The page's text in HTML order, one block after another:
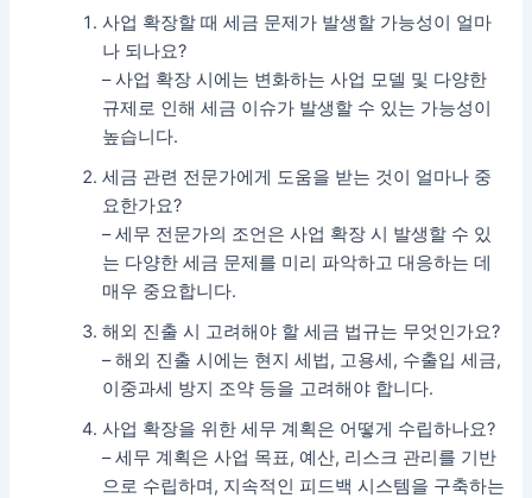
사업 확장할 때 세금 문제가 발생할 가능성이 얼마
나 되나요?
– 사업 확장 시에는 변화하는 사업 모델 및 다양한
규제로 인해 세금 이슈가 발생할 수 있는 가능성이
높습니다.
세금 관련 전문가에게 도움을 받는 것이 얼마나 중
요한가요?
– 세무 전문가의 조언은 사업 확장 시 발생할 수 있
는 다양한 세금 문제를 미리 파악하고 대응하는 데
매우 중요합니다.
해외 진출 시 고려해야 할 세금 법규는 무엇인가요?
– 해외 진출 시에는 현지 세법, 고용세, 수출입 세금,
이중과세 방지 조약 등을 고려해야 합니다.
사업 확장을 위한 세무 계획은 어떻게 수립하나요?
– 세무 계획은 사업 목표, 예산, 리스크 관리를 기반
으로 수립하며, 지속적인 피드백 시스템을 구축하는